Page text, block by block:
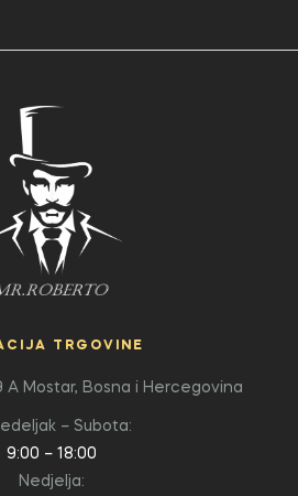
TRGOVINE
A Mostar, Bosna i Hercegovina
– Subota:
9:00 – 18:00
Nedjelja: